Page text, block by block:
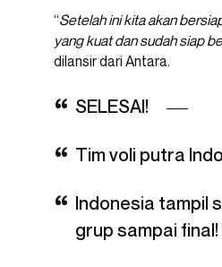
“Setelah ini kita akan
yang kuat dan sudah siap
dilansir dari Antara.
SELESAI!
Tim voli putra
Indonesia tampil
grup sampai final!